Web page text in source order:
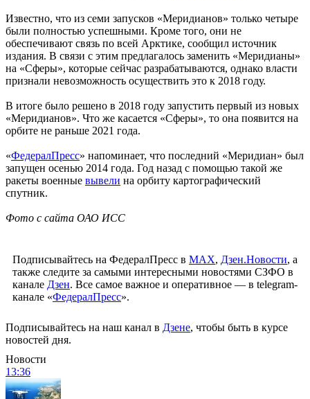
Известно, что из семи запусков «Меридианов» только четыре
были полностью успешными. Кроме того, они не
обеспечивают связь по всей Арктике, сообщил источник
издания. В связи с этим предлагалось заменить «Меридианы»
на «Сферы», которые сейчас разрабатываются, однако власти
признали невозможность осуществить это к 2018 году.
В итоге было решено в 2018 году запустить первый из новых
«Меридианов». Что же касается «Сферы», то она появится на
орбите не раньше 2021 года.
«ФедералПресс» напоминает, что последний «Меридиан» был
запущен осенью 2014 года. Год назад с помощью такой же
ракеты военные вывели на орбиту картографический
спутник.
Фото с сайта ОАО ИСС
Подписывайтесь на ФедералПресс в МАХ, Дзен.Новости, а
также следите за самыми интересными новостями СЗФО в
канале Дзен. Все самое важное и оперативное — в telegram-
канале «ФедералПресс».
Подписывайтесь на наш канал в Дзене, чтобы быть в курсе
новостей дня.
Новости
13:36